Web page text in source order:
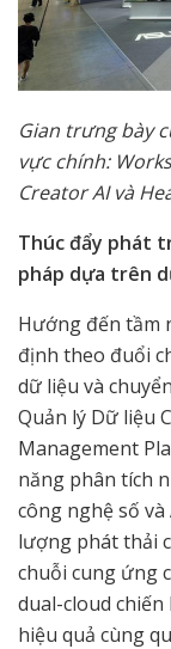
Gian trưng bày
vực chính:
Creator AI và
Thúc đẩy phát
pháp dựa trên
Hướng đến tầm
định theo đuổi
dữ liệu và
Quản lý Dữ liệu
Management
năng phân tích
công nghệ số
lượng phát thải
chuỗi cung ứng
dual-cloud
hiệu quả cùng